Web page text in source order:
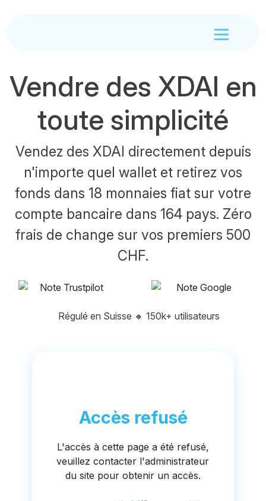
Vendre des XDAI en
toute simplicité
Vendez des XDAI directement depuis
n'importe quel wallet et retirez vos
fonds dans 18 monnaies fiat sur votre
compte bancaire dans 164 pays. Zéro
frais de change sur vos premiers 500
CHF.
Régulé en Suisse 🔸 150k+ utilisateurs